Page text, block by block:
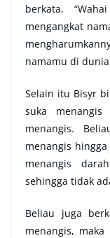
berkata,
mengangkat
namamu di
Selain itu Bisyr
suka
menangis.
menangis
menangis
sehingga tidak
Beliau juga
menangis,